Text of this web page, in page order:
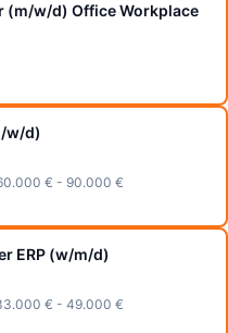
(m/w/d) Office Workplace
w/d)
€ - 90.000 €
ERP (w/m/d)
€ - 49.000 €